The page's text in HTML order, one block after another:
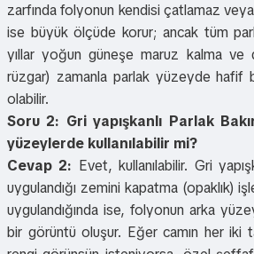
zarfında folyonun kendisi çatlamaz veya
ise büyük ölçüde korur; ancak tüm
yıllar yoğun güneşe maruz kalma ve
rüzgar) zamanla parlak yüzeyde hafif
olabilir.
Soru 2: Gri yapışkanlı Parlak
yüzeylerde kullanılabilir mi?
Cevap 2: Evet, kullanılabilir. Gri
uygulandığı zemini kapatma (opaklık)
uygulandığında ise, folyonun arka
bir görüntü oluşur. Eğer camın her iki